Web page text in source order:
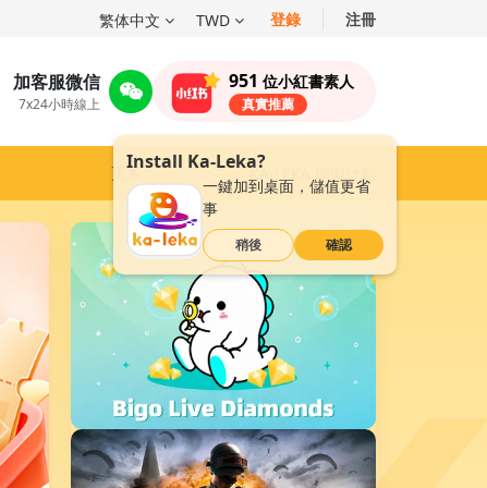
繁体中文 TWD 登錄 注冊
加客服微信
7x24小時線上
Install Ka-Leka?
一鍵加到桌面，儲值更省
事
稍後 確認
951 位小紅書素人
真實推薦
更多 KA-LEKA 聯盟計劃